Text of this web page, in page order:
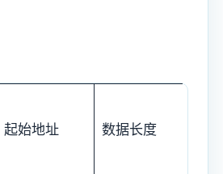
起始地址 数据长度